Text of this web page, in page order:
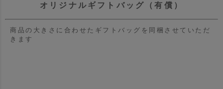
オリジナルギフトバッグ（有償）
商品の大きさに合わせたギフトバッグを同梱させていただ
きます